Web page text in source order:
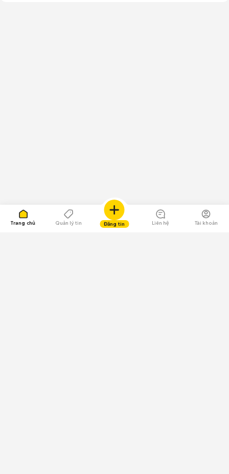
Trang chủ Quản lý tin Đăng tin Liên hệ Tài khoản